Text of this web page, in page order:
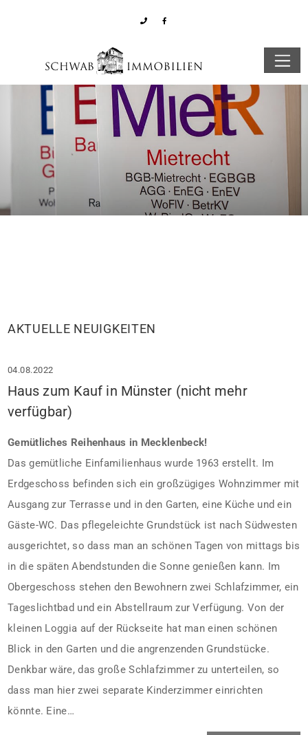
AKTUELLE NEUIGKEITEN
04.08.2022
Haus zum Kauf in Münster (nicht mehr
verfügbar)
Gemütliches Reihenhaus in Mecklenbeck!
Das gemütliche Einfamilienhaus wurde 1963 erstellt. Im
Erdgeschoss befinden sich ein großzügiges Wohnzimmer mit
Ausgang zur Terrasse und in den Garten, eine Küche und ein
Gäste-WC. Das pflegeleichte Grundstück ist nach Südwesten
ausgerichtet, so dass man an schönen Tagen von mittags bis
in die späten Abendstunden die Sonne genießen kann. Im
Obergeschoss stehen den Bewohnern zwei Schlafzimmer, ein
Tageslichtbad und ein Abstellraum zur Verfügung. Von der
kleinen Loggia auf der Rückseite hat man einen schönen
Blick in den Garten und die angrenzenden Grundstücke.
Denkbar wäre, das große Schlafzimmer zu unterteilen, so
dass man hier zwei separate Kinderzimmer einrichten
könnte. Eine…